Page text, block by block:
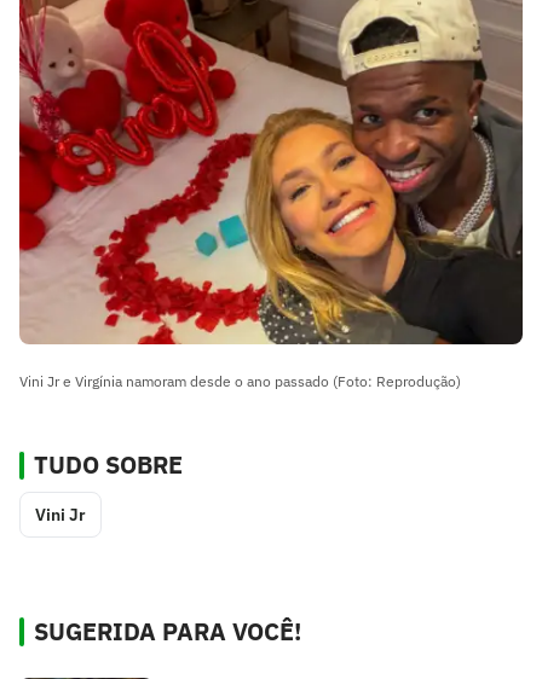
Vini Jr e Virgínia namoram desde o ano passado (Foto: Reprodução)
TUDO SOBRE
Vini Jr
SUGERIDA PARA VOCÊ!